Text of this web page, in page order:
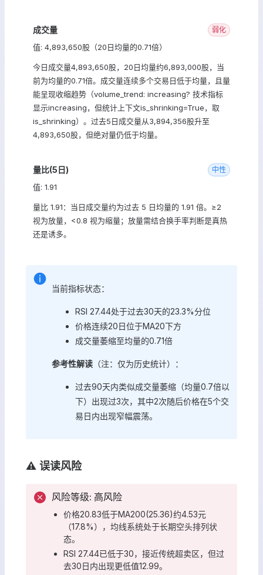
成交量 弱化
值: 4,893,650股（20日均量的0.71倍）
今日成交量4,893,650股，20日均量约6,893,000股，当
前为均量的0.71倍。成交量连续多个交易日低于均量，且量
能呈现收缩趋势（volume_trend: increasing? 技术指标
显示increasing，但统计上下文is_shrinking=True，取
is_shrinking）。过去5日成交量从3,894,356股升至
4,893,650股，但绝对量仍低于均量。
量比(5日) 中性
值: 1.91
量比 1.91：当日成交量约为过去 5 日均量的 1.91 倍。≥2
视为放量，<0.8 视为缩量；放量需结合换手率判断是真热
还是诱多。
当前指标状态：
RSI 27.44处于过去30天的23.3%分位
价格连续20日位于MA20下方
成交量萎缩至均量的0.71倍
参考性解读 （注：仅为历史统计）：
过去90天内类似成交量萎缩（均量0.7倍以
下）出现过3次，其中2次随后价格在5个交
易日内出现窄幅震荡。
⚠️ 误读风险
风险等级: 高风险
价格20.83低于MA200(25.36)约4.53元
（17.8%），均线系统处于长期空头排列状
态。
RSI 27.44已低于30，接近传统超卖区，但过
去30日内出现更低值12.99。